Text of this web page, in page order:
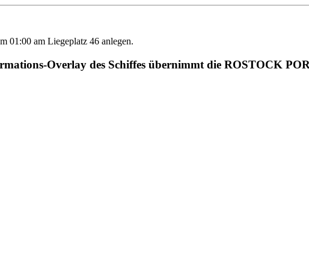
01:00 am Liegeplatz 46 anlegen.
Overlay des Schiffes übernimmt die ROSTOCK